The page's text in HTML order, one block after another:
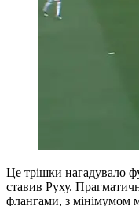
Це трішки нагадувало
ставив Руху.
флангами, з мінімумом